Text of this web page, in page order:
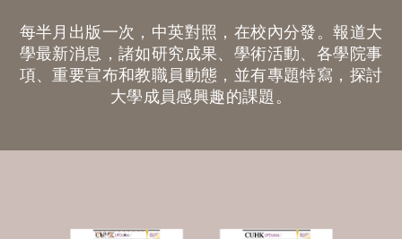
每半月出版一次，中英對照，在校內分發。報道大
學最新消息，諸如研究成果、學術活動、各學院事
項、重要宣布和教職員動態，並有專題特寫，探討
大學成員感興趣的課題。